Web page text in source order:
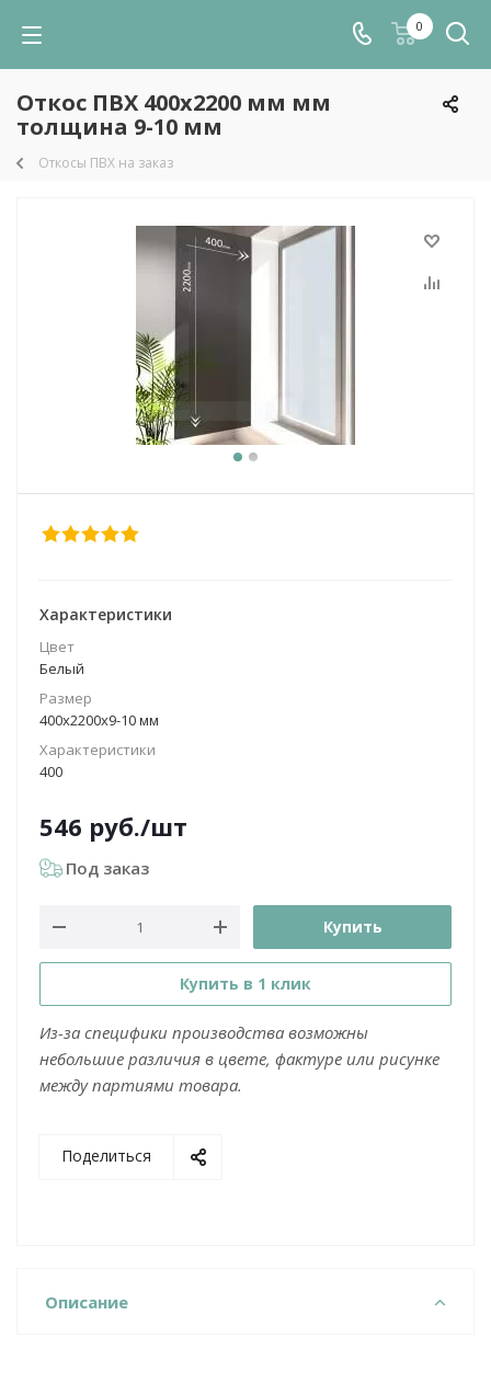
0
Откос ПВХ 400х2200 мм мм
толщина 9-10 мм
Откосы ПВХ на заказ
Характеристики
Цвет
Белый
Размер
400х2200х9-10 мм
Характеристики
400
546 руб./шт
Под заказ
Купить
Купить в 1 клик
Из-за специфики производства возможны
небольшие различия в цвете, фактуре или рисунке
между партиями товара.
Поделиться
Описание